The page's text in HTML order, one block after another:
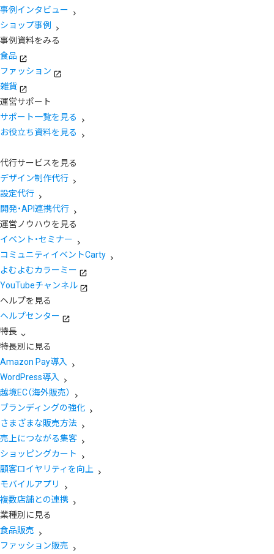
事例インタビュー
ショップ事例
事例資料をみる
食品
ファッション
雑貨
運営サポート
サポート一覧を見る
お役立ち資料を見る
代行サービスを見る
デザイン制作代行
設定代行
開発・API連携代行
運営ノウハウを見る
イベント・セミナー
コミュニティイベントCarty
よむよむカラーミー
YouTubeチャンネル
ヘルプを見る
ヘルプセンター
特長
特長別に見る
Amazon Pay導入
WordPress導入
越境EC（海外販売）
ブランディングの強化
さまざまな販売方法
売上につながる集客
ショッピングカート
顧客ロイヤリティを向上
モバイルアプリ
複数店舗との連携
業種別に見る
食品販売
ファッション販売